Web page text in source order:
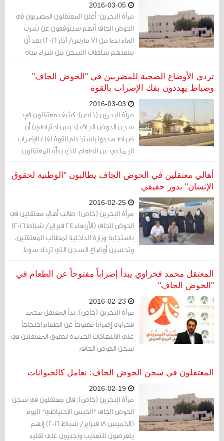
مرآة البحرين: أعلن المعتقلون المضربون في
الحوض الجاف أنهم سيتوقفون عن شرب
الماء بدءا من (7 مارس/ آذار 2016) بعد أن
منعتهم سلطات السجن من شراء مياه
الشرب من محل التسوق داخل السجن.
تردي الأوضاع الصحية للمضربين في "الحوض الجاف"
وضباط يهددون بفك الإضراب بالقوة
مرآة البحرين (خاص): كشف معتقلون في
سجن الحوض الجاف (حبس احتياطي) أن
ضباط هددوا باستخدام القوة لفك الإضراب
الجماعي عن الطعام، الذي بدأه المعتقلون
لوضع حد للانتهاكات التي تمارسها سلطات
السجن بحقهم، ولإزالة الحاجز الزجاجي.
أهالي معتقلين في الحوض الجاف يطالبون "الوطنية لحقوق
الإنسان" بدور حقيقي
مرآة البحرين (خاص): طالب أهالي معتقلين في
الحوض الجاف (الأربعاء 24 فبراير/ شباط 2016)
باستجابة وزارة الداخلية لمطالب المعتقلين،
وتحسين أوضاع السجن التي تزداد سوءا.
المعتقل محمد فخراوي يبدأ إضراباً مفتوحاً عن الطعام في
"الحوض الجاف"
مرآة البحرين (خاص): بدأ المعتقل محمد
فخراوي إضراباً مفتوحاً عن الطعام احتجاجاً
على الانتهاكات الجديدة لحقوق المعتقلين في
سجن الحوض الجاف.
المعتقلون في سجن الحوض الجاف: نعامل كالحيوانات
مرآة البحرين (خاص): قال معتقلون في سجن
الحوض الجاف "الحبس الاحتياطي" اليوم
(الخميس 18 فبراير/ شباط 2016) إنهم
يتعرضون للتعذيب ويجبرون على تقليد